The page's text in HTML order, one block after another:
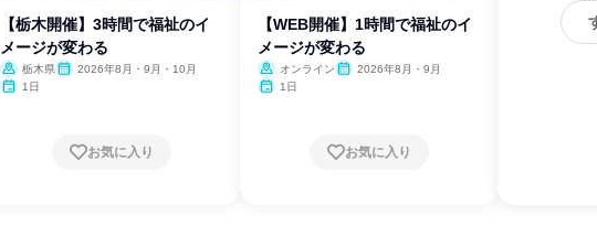
【栃木開催】3時間で福祉のイ
メージが変わる
栃木県
2026年8月・9月・10月
1日
お気に入り
【WEB開催】1時間で福祉のイ
メージが変わる
オンライン
2026年8月・9月
1日
お気に入り